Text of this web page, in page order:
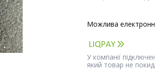
У компанії
який товар не